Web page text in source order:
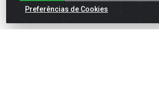
Preferências de Cookies